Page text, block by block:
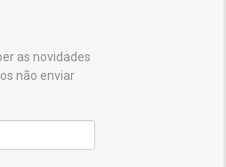
as novidades
não enviar